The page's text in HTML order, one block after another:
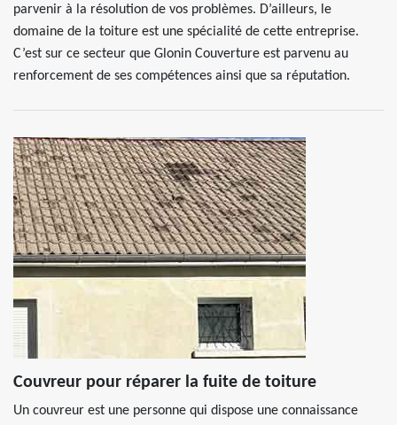
parvenir à la résolution de vos problèmes. D’ailleurs, le
domaine de la toiture est une spécialité de cette entreprise.
C’est sur ce secteur que Glonin Couverture est parvenu au
renforcement de ses compétences ainsi que sa réputation.
Couvreur pour réparer la fuite de toiture
Un couvreur est une personne qui dispose une connaissance